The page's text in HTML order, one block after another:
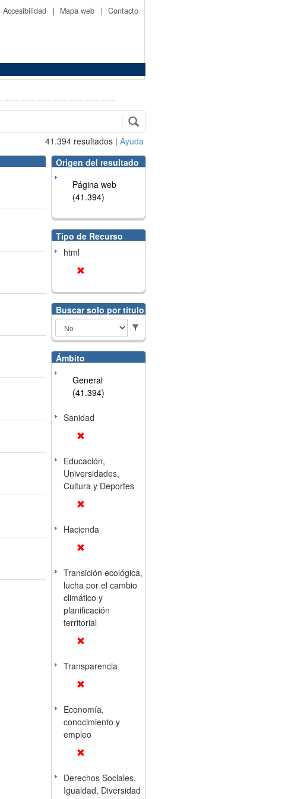
Accesibilidad | Mapa web | Contacto
41.394 resultados | Ayuda
Origen del resultado
Página web
(41.394)
Tipo de Recurso
html
Buscar solo por título
Ámbito
General
(41.394)
Sanidad
Educación,
Universidades,
Cultura y Deportes
Hacienda
Transición ecológica,
lucha por el cambio
climático y
planificación
territorial
Transparencia
Economía,
conocimiento y
empleo
Derechos Sociales,
Igualdad, Diversidad